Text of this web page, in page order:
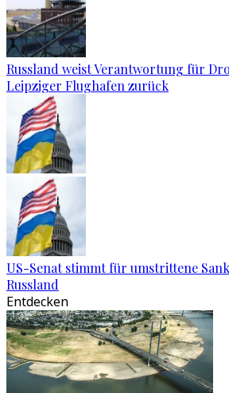
Russland weist Verantwortung für
Leipziger Flughafen zurück
US-Senat stimmt für umstrittene
Russland
Entdecken